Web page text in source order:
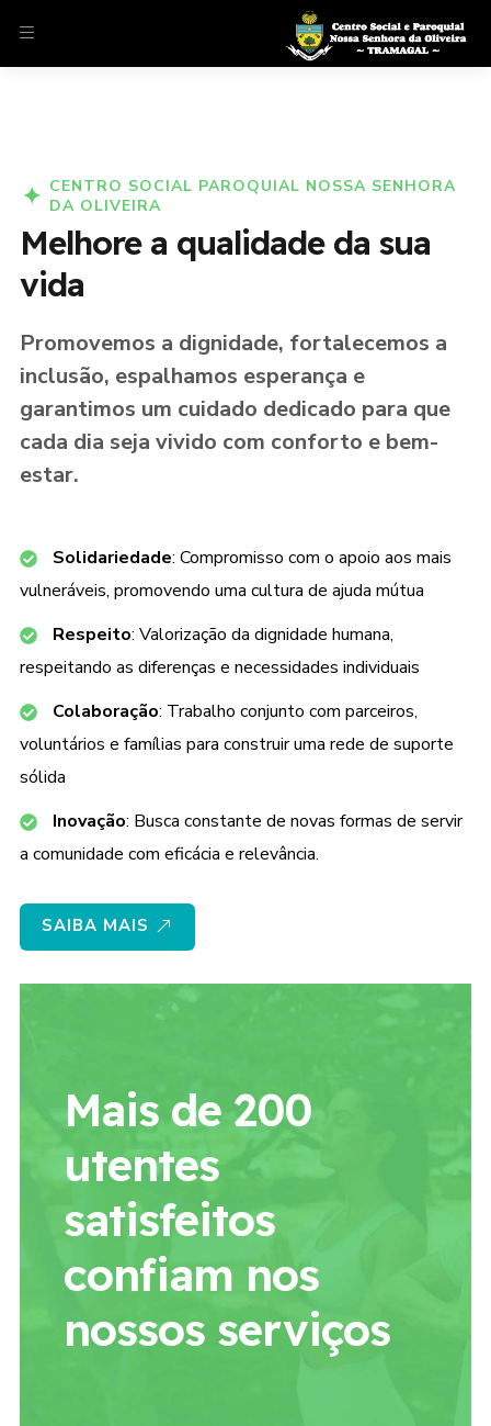
Mais de 200
utentes
satisfeitos
confiam nos
nossos serviços
CENTRO SOCIAL PAROQUIAL NOSSA SENHORA
DA OLIVEIRA
Melhore a qualidade da sua
vida
Promovemos a dignidade, fortalecemos a
inclusão, espalhamos esperança e
garantimos um cuidado dedicado para que
cada dia seja vivido com conforto e bem-
estar.
Solidariedade: Compromisso com o apoio aos mais
vulneráveis, promovendo uma cultura de ajuda mútua
Respeito: Valorização da dignidade humana,
respeitando as diferenças e necessidades individuais
Colaboração: Trabalho conjunto com parceiros,
voluntários e famílias para construir uma rede de suporte
sólida
Inovação: Busca constante de novas formas de servir
a comunidade com eficácia e relevância.
SAIBA MAIS